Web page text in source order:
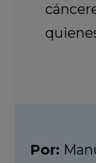
Por: